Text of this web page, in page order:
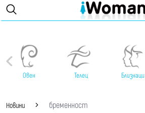
Овен Телец Близнаци
Новини бременност